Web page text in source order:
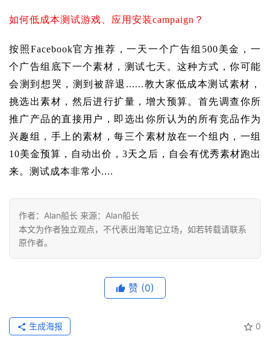
如何低成本测试游戏、应用安装campaign？
按照Facebook官方推荐，一天一个广告组500美金，一
个广告组底下一个素材，测试七天。这种方式，你可能
会测到想哭，测到被辞退......教大家低成本测试素材，
挑选出素材，然后进行扩量，增大预算。首先调查你所
推广产品的直接用户，即选出你所认为的所有竞品作为
兴趣组，手上的素材，每三个素材放在一个组内，一组
10美金预算，自动出价，3天之后，自会有优秀素材跑出
来。测试成本非常小....
作者：Alan船长 来源：Alan船长
本文为作者独立观点，不代表出海笔记立场，如若转载请联系
原作者。
赞 (0)
0
生成海报